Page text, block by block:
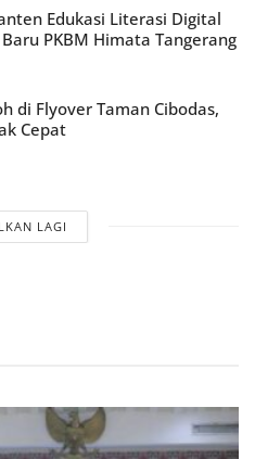
Edukasi Literasi Digital
PKBM Himata Tangerang
di Flyover Taman Cibodas,
Cepat
LAGI